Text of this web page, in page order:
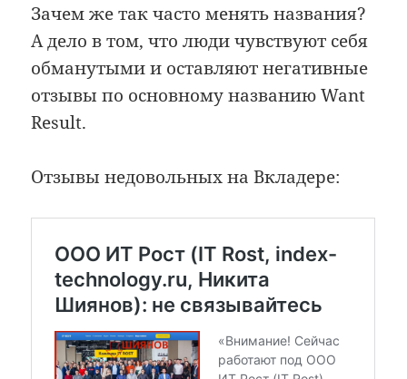
Зачем же так часто менять названия?
А дело в том, что люди чувствуют себя
обманутыми и оставляют негативные
отзывы по основному названию Want
Result.
Отзывы недовольных на Вкладере: